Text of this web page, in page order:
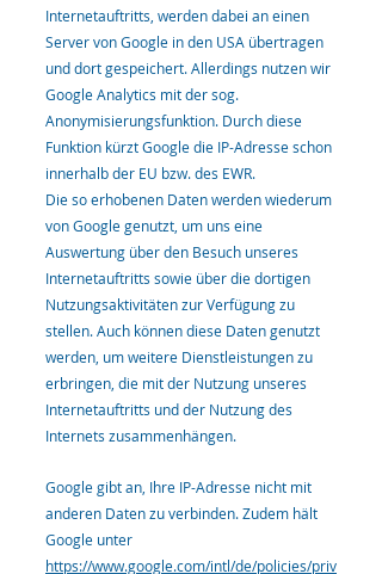
Internetauftritts, werden dabei an einen
Server von Google in den USA übertragen
und dort gespeichert. Allerdings nutzen wir
Google Analytics mit der sog.
Anonymisierungsfunktion. Durch diese
Funktion kürzt Google die IP-Adresse schon
innerhalb der EU bzw. des EWR.
Die so erhobenen Daten werden wiederum
von Google genutzt, um uns eine
Auswertung über den Besuch unseres
Internetauftritts sowie über die dortigen
Nutzungsaktivitäten zur Verfügung zu
stellen. Auch können diese Daten genutzt
werden, um weitere Dienstleistungen zu
erbringen, die mit der Nutzung unseres
Internetauftritts und der Nutzung des
Internets zusammenhängen.
Google gibt an, Ihre IP-Adresse nicht mit
anderen Daten zu verbinden. Zudem hält
Google unter
https://www.google.com/intl/de/policies/priv